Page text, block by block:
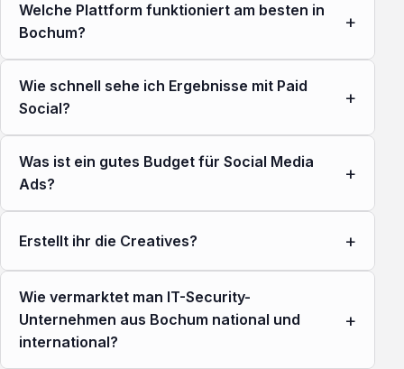
Welche Plattform funktioniert am besten in
Bochum?
+
Wie schnell sehe ich Ergebnisse mit Paid
Social?
+
Was ist ein gutes Budget für Social Media
Ads?
+
Erstellt ihr die Creatives? +
Wie vermarktet man IT-Security-
Unternehmen aus Bochum national und
international?
+